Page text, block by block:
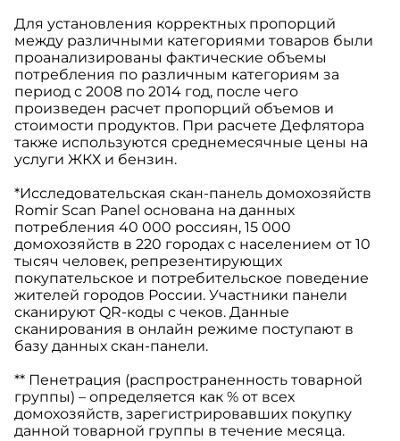
Для установления корректных пропорций
между различными категориями товаров были
проанализированы фактические объемы
потребления по различным категориям за
период с 2008 по 2014 год, после чего
произведен расчет пропорций объемов и
стоимости продуктов. При расчете Дефлятора
также используются среднемесячные цены на
услуги ЖКХ и бензин.
*Исследовательская скан-панель домохозяйств
Romir Scan Panel основана на данных
потребления 40 000 россиян, 15 000
домохозяйств в 220 городах с населением от 10
тысяч человек, репрезентирующих
покупательское и потребительское поведение
жителей городов России. Участники панели
сканируют QR-коды с чеков. Данные
сканирования в онлайн режиме поступают в
базу данных скан-панели.
** Пенетрация (распространенность товарной
группы) – определяется как % от всех
домохозяйств, зарегистрировавших покупку
данной товарной группы в течение месяца.